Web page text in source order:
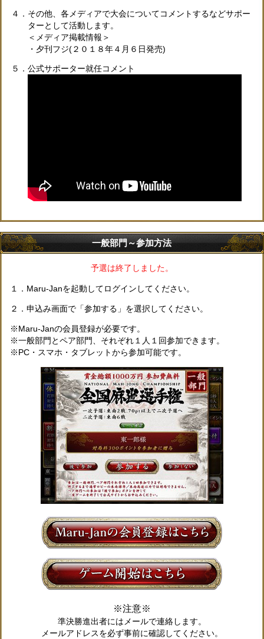
４．その他、各メディアで大会についてコメントするなどサポー
ターとして活動します。
＜メディア掲載情報＞
・夕刊フジ(２０１８年４月６日発売)
５．公式サポーター就任コメント
一般部門～参加方法
予選は終了しました。
１．Maru-Janを起動してログインしてください。
２．申込み画面で「参加する」を選択してください。
Maru-Janの会員登録が必要です。
一般部門とペア部門、それぞれ１人１回参加できます。
PC・スマホ・タブレットから参加可能です。
※注意※
準決勝進出者にはメールで連絡します。
メールアドレスを必ず事前に確認してください。